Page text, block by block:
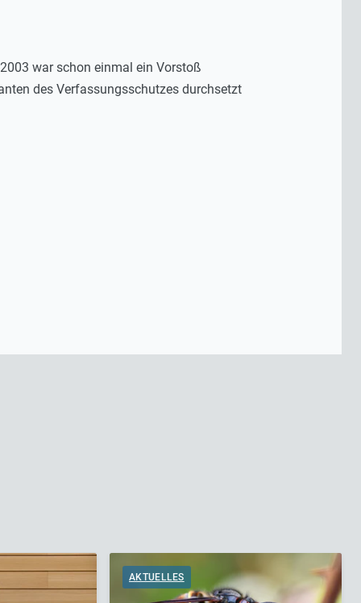
war schon einmal ein Vorstoß
des Verfassungsschutzes durchsetzt
AKTUELLES